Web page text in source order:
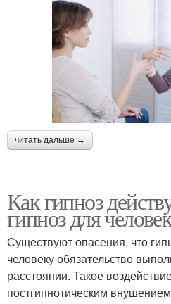
читать дальше →
Как гипноз
гипноз для
Существуют опасения, что
человеку обязательство
расстоянии. Такое
постгипнотическим